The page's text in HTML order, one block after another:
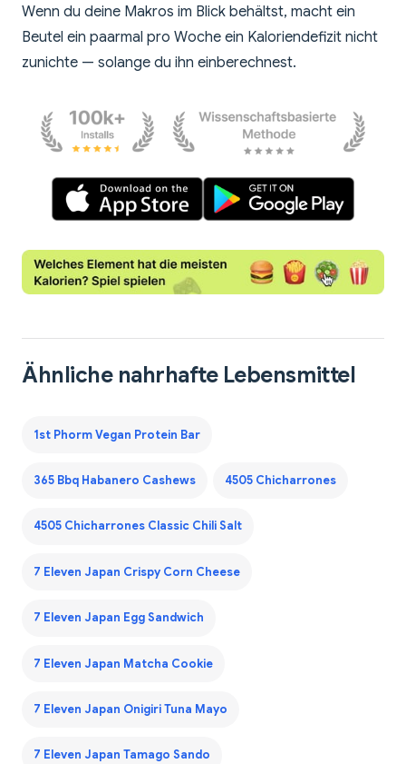
Wenn du deine Makros im Blick behältst, macht ein
Beutel ein paarmal pro Woche ein Kaloriendefizit nicht
zunichte — solange du ihn einberechnest.
Ähnliche nahrhafte Lebensmittel
1st Phorm Vegan Protein Bar
365 Bbq Habanero Cashews 4505 Chicharrones
4505 Chicharrones Classic Chili Salt
7 Eleven Japan Crispy Corn Cheese
7 Eleven Japan Egg Sandwich
7 Eleven Japan Matcha Cookie
7 Eleven Japan Onigiri Tuna Mayo
7 Eleven Japan Tamago Sando